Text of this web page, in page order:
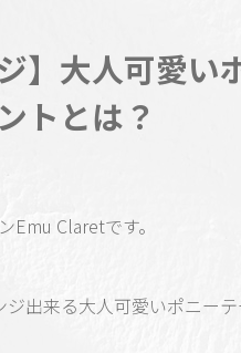
】大人可愛い
トとは？
Emu Claretです。
出来る大人可愛いポニー